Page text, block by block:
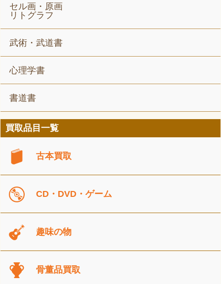
セル画・原画
リトグラフ
武術・武道書
心理学書
書道書
買取品目一覧
古本買取
CD・DVD・ゲーム
趣味の物
骨董品買取